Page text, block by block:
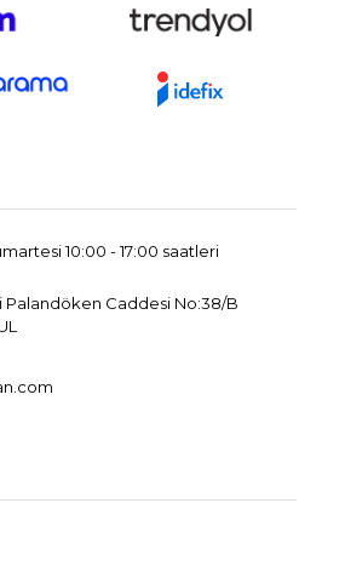
10:00 - 17:00 saatleri
Palandöken Caddesi No:38/B